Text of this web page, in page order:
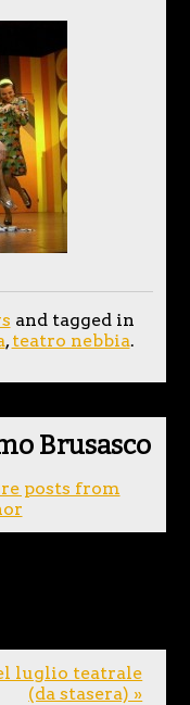
and tagged in
,teatro nebbia.
Brusasco
posts from
luglio teatrale
(da stasera) »